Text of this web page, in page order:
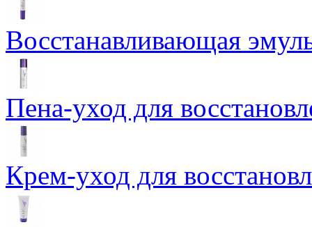
Восстанавливающая
Пена-уход для
Крем-уход для